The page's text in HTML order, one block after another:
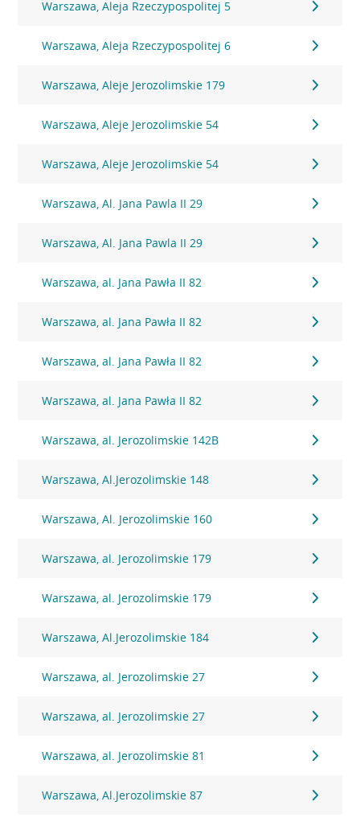
Warszawa, Aleja Rzeczypospolitej 5
Warszawa, Aleja Rzeczypospolitej 6
Warszawa, Aleje Jerozolimskie 179
Warszawa, Aleje Jerozolimskie 54
Warszawa, Aleje Jerozolimskie 54
Warszawa, Al. Jana Pawla II 29
Warszawa, Al. Jana Pawla II 29
Warszawa, al. Jana Pawła II 82
Warszawa, al. Jana Pawła II 82
Warszawa, al. Jana Pawła II 82
Warszawa, al. Jana Pawła II 82
Warszawa, al. Jerozolimskie 142B
Warszawa, Al.Jerozolimskie 148
Warszawa, Al. Jerozolimskie 160
Warszawa, al. Jerozolimskie 179
Warszawa, al. Jerozolimskie 179
Warszawa, Al.Jerozolimskie 184
Warszawa, al. Jerozolimskie 27
Warszawa, al. Jerozolimskie 27
Warszawa, al. Jerozolimskie 81
Warszawa, Al.Jerozolimskie 87